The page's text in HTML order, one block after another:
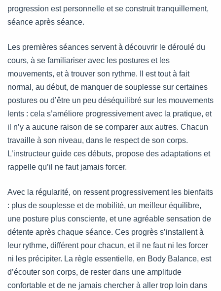
progression est personnelle et se construit tranquillement,
séance après séance.
Les premières séances servent à découvrir le déroulé du
cours, à se familiariser avec les postures et les
mouvements, et à trouver son rythme. Il est tout à fait
normal, au début, de manquer de souplesse sur certaines
postures ou d’être un peu déséquilibré sur les mouvements
lents : cela s’améliore progressivement avec la pratique, et
il n’y a aucune raison de se comparer aux autres. Chacun
travaille à son niveau, dans le respect de son corps.
L’instructeur guide ces débuts, propose des adaptations et
rappelle qu’il ne faut jamais forcer.
Avec la régularité, on ressent progressivement les bienfaits
: plus de souplesse et de mobilité, un meilleur équilibre,
une posture plus consciente, et une agréable sensation de
détente après chaque séance. Ces progrès s’installent à
leur rythme, différent pour chacun, et il ne faut ni les forcer
ni les précipiter. La règle essentielle, en Body Balance, est
d’écouter son corps, de rester dans une amplitude
confortable et de ne jamais chercher à aller trop loin dans